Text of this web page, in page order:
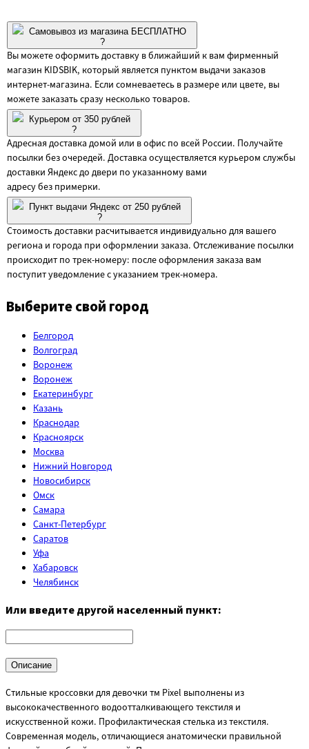
Самовывоз из магазина БЕСПЛАТНО
?
Вы можете оформить доставку в ближайший к вам фирменный
магазин KIDSBIK, который является пунктом выдачи заказов
интернет-магазина. Если сомневаетесь в размере или цвете, вы
можете заказать сразу несколько товаров.
Курьером от 350 рублей
?
Адресная доставка домой или в офис по всей России. Получайте
посылки без очередей. Доставка осуществляется курьером службы
доставки Яндекс до двери по указанному вами
адресу без примерки.
Пункт выдачи Яндекс от 250 рублей
?
Стоимость доставки расчитывается индивидуально для вашего
региона и города при оформлении заказа. Отслеживание посылки
происходит по трек-номеру: после оформления заказа вам
поступит уведомление с указанием трек-номера.
Выберите свой город
Белгород
Волгоград
Воронеж
Воронеж
Екатеринбург
Казань
Краснодар
Красноярск
Москва
Нижний Новгород
Новосибирск
Омск
Самара
Санкт-Петербург
Саратов
Уфа
Хабаровск
Челябинск
Или введите другой населенный пункт:
Описание
Стильные кроссовки для девочки тм Pixel выполнены из
высококачественного водоотталкивающего текстиля и
искусственной кожи. Профилактическая стелька из текстиля.
Современная модель, отличающиеся анатомически правильной